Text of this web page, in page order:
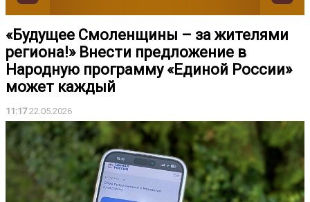
«Будущее Смоленщины – за жителями
региона!» Внести предложение в
Народную программу «Единой России»
может каждый
11:1722.05.2026